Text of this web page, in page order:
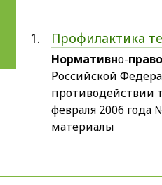
1. Профилактика
Нормативно-
Российской
противодействии
февраля 2006
материалы